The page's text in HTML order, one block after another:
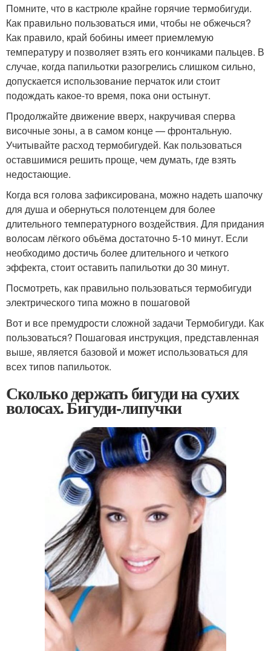
Помните, что в кастрюле крайне горячие термобигуди.
Как правильно пользоваться ими, чтобы не обжечься?
Как правило, край бобины имеет приемлемую
температуру и позволяет взять его кончиками пальцев. В
случае, когда папильотки разогрелись слишком сильно,
допускается использование перчаток или стоит
подождать какое-то время, пока они остынут.
Продолжайте движение вверх, накручивая сперва
височные зоны, а в самом конце — фронтальную.
Учитывайте расход термобигудей. Как пользоваться
оставшимися решить проще, чем думать, где взять
недостающие.
Когда вся голова зафиксирована, можно надеть шапочку
для душа и обернуться полотенцем для более
длительного температурного воздействия. Для придания
волосам лёгкого объёма достаточно 5-10 минут. Если
необходимо достичь более длительного и четкого
эффекта, стоит оставить папильотки до 30 минут.
Посмотреть, как правильно пользоваться термобигуди
электрического типа можно в пошаговой
Вот и все премудрости сложной задачи Термобигуди. Как
пользоваться? Пошаговая инструкция, представленная
выше, является базовой и может использоваться для
всех типов папильоток.
Сколько держать бигуди на сухих
волосах. Бигуди-липучки